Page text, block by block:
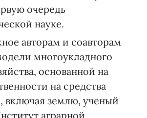
очередь
науке.
авторам и соавторам
многоукладного
основанной на
на средства
включая землю, ученый
аграрной